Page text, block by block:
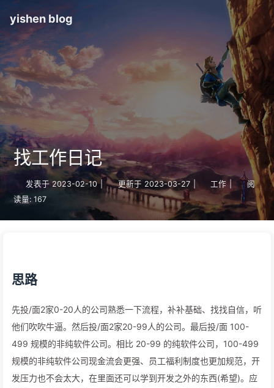
yishen blog
找工作日记
发表于 2023-02-10 | 更新于 2023-03-27 工作 |
阅
读量: 167
思路
先投/面2家0-20人的公司熟悉一下流程，补补基础、找找自信，听
他们吹吹牛逼。然后投/面2家20-99人的公司。最后投/面 100-
499 规模的非纯软件公司。相比 20-99 的纯软件公司，100-499
规模的非纯软件公司现金流会更强、员工福利制度也更加规范，开
发压力也不会太大，在里面还可以学到开发之外的东西(希望)。应